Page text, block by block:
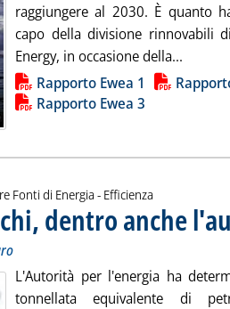
raggiungere al 2030. È quanto
capo della divisione rinnovabili
Energy, in occasione della...
notizia
Rapporto Ewea 1
Rapporto Ewea 3
Fonti di Energia - Efficienza
dentro anche
L'Autorità per l'energia ha
tonnellata equivalente di